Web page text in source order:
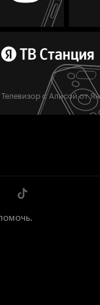
Телевизор с Алисой от